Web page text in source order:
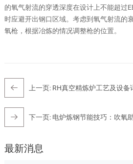
的氧气射流的穿透深度在设计上不能超过
时应避开出钢口区域。考虑到氧气射流的
氧枪，根据冶炼的情况调整枪的位置。
上一页: RH真空精炼炉工艺及设备
下一页: 电炉炼钢节能技巧：吹氧
最新消息